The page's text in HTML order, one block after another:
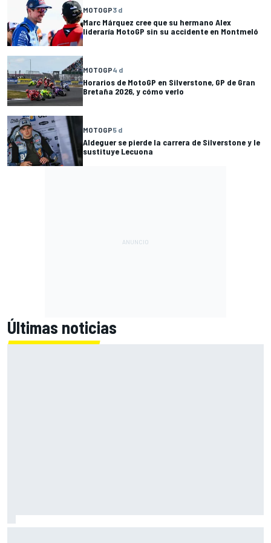
MOTOGP3 d
Marc Márquez cree que su hermano Alex
lideraría MotoGP sin su accidente en Montmeló
MOTOGP4 d
Horarios de MotoGP en Silverstone, GP de Gran
Bretaña 2026, y cómo verlo
MOTOGP5 d
Aldeguer se pierde la carrera de Silverstone y le
sustituye Lecuona
Últimas noticias